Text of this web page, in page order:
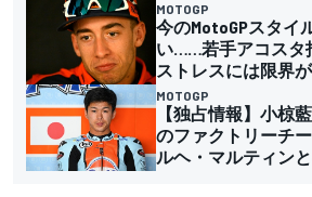
MOTOGP
今のMotoGPスタイ
い……若手アコスタ
ストレスには限界が
MOTOGP
【独占情報】小椋
のファクトリーチ
ルヘ・マルティン